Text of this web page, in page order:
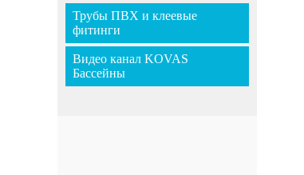
Трубы ПВХ и клеевые
фитинги
Видео канал KOVAS
Бассейны